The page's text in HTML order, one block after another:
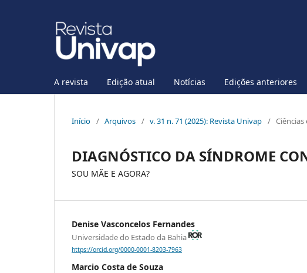
A revista Edição atual Notícias Edições anteriores
Início / Arquivos / v. 31 n. 71 (2025): Revista Univap / Ciências
DIAGNÓSTICO DA SÍNDROME
SOU MÃE E AGORA?
Denise Vasconcelos Fernandes
Universidade do Estado da Bahia
https://orcid.org/0000-0001-8203-7963
Marcio Costa de Souza